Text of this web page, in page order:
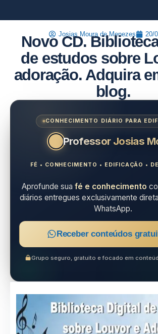
Josias Moura de Menezes 20/
Novo CD.
de estudos sobre
adoração. Adquira
blog.
CONHECIMENTO DIÁRIO PARA
Professor Josias
FÉ • CONHECIMENTO • EDIFICAÇÃO •
Aprofunde suafé e conhecimento
diários entregues exclusivamente
WhatsApp.
Receber conteúdos
Grupo seguro, gratuito e focado em